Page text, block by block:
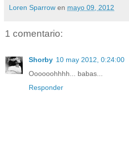
Loren Sparrow en mayo 09, 2012
1 comentario:
Shorby 10 may 2012, 0:24:00
Oooooohhhh... babas...
Responder